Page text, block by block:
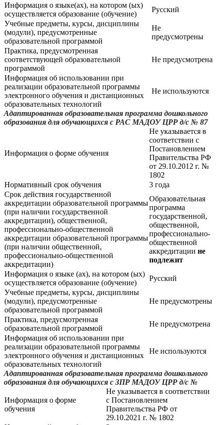
Информация о языке(ах), на котором (ых)
осуществляется образование (обучение)
Русский
Учебные предметы, курсы, дисциплины
(модули), предусмотренные
образовательной программой
Не
предусмотрены
Практика, предусмотренная
соответствующей образовательной
программой
Не предусмотрена
Информация об использовании при
реализации образовательной программы
электронного обучения и дистанционных
образовательных технологий
Не используются
Адаптированная образовательная программа дошкольного
образования для обучающихся с РАС МАДОУ ЦРР д/с № 87
Информация о форме обучения
Не указывается в
соответствии с
Постановлением
Правительства РФ
от 29.10.2012 г. №
1802
Нормативный срок обучения
3 года
Срок действия государственной
аккредитации образовательной программы
(при наличии государственной
аккредитации), общественной,
профессионально-общественной
аккредитации образовательной программы
(при наличии общественной,
профессионально-общественной
аккредитации)
Образовательная
программа
государственной,
общественной,
профессионально-
общественной
аккредитации не
подлежит
Информация о языке (ах), на котором (ых)
осуществляется образование (обучение)
Русский
Учебные предметы, курсы, дисциплины
(модули), предусмотренные
образовательной программой
Не предусмотрены
Практика, предусмотренная
образовательной программой
Не предусмотрена
Информация об использовании при
реализации образовательной программы
электронного обучения и дистанционных
образовательных технологий
Не используются
Адаптированная образовательная программа дошкольного
образования для обучающихся с ЗПР МАДОУ ЦРР д/с №
Информация о форме
обучения
Не указывается в соответствии
с Постановлением
Правительства РФ от
29.10.2021 г. № 1802